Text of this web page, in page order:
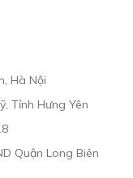
Hà Nội
Tỉnh Hưng Yên
Quận Long Biên